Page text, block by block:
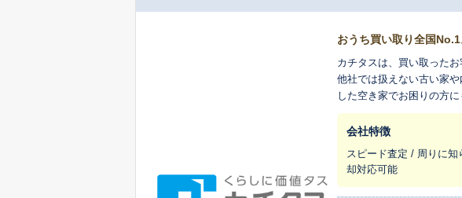
おうち買い取り全国
カチタスは、買い取った
他社では扱えない古い家
した空き家でお困りの方
まれ変わらせ、長く住み
会社特徴
スピード査定 / 周りに
却対応可能